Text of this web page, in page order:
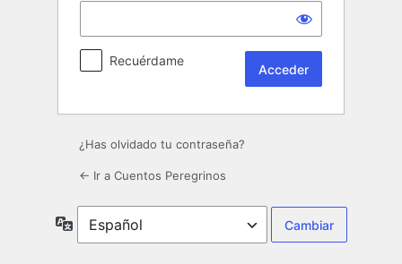
Recuérdame
¿Has olvidado tu contraseña?
← Ir a Cuentos Peregrinos
Idioma